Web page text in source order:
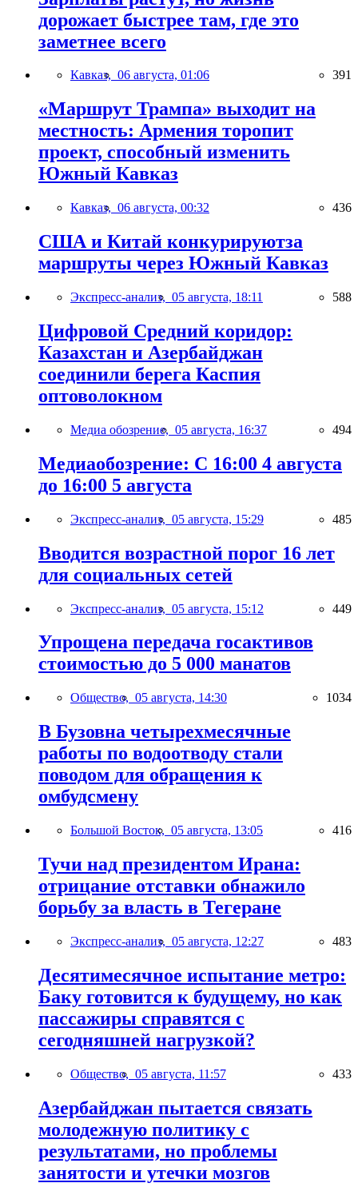
дорожает быстрее там, где это
заметнее всего
Кавказ, 06 августа, 01:06 391
«Маршрут Трампа» выходит на
местность: Армения торопит
проект, способный изменить
Южный Кавказ
Кавказ, 06 августа, 00:32 436
США и Китай конкурируютза
маршруты через Южный Кавказ
Экспресс-анализ, 05 августа, 18:11 588
Цифровой Средний коридор:
Казахстан и Азербайджан
соединили берега Каспия
оптоволокном
Медиа обозрение, 05 августа, 16:37 494
Медиаобозрение: С 16:00 4 августа
до 16:00 5 августа
Экспресс-анализ, 05 августа, 15:29 485
Вводится возрастной порог 16 лет
для социальных сетей
Экспресс-анализ, 05 августа, 15:12 449
Упрощена передача госактивов
стоимостью до 5 000 манатов
Общество, 05 августа, 14:30 1034
В Бузовна четырехмесячные
работы по водоотводу стали
поводом для обращения к
омбудсмену
Большой Восток, 05 августа, 13:05 416
Тучи над президентом Ирана:
отрицание отставки обнажило
борьбу за власть в Тегеране
Экспресс-анализ, 05 августа, 12:27 483
Десятимесячное испытание метро:
Баку готовится к будущему, но как
пассажиры справятся с
сегодняшней нагрузкой?
Общество, 05 августа, 11:57 433
Азербайджан пытается связать
молодежную политику с
результатами, но проблемы
занятости и утечки мозгов